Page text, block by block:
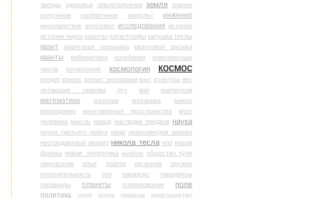
звезды
здоровье землетрясения земля
знания
излучение
изобретения импульс инженер
инопланетяне интеллект исследования история
история науки капитал катастрофы катушка теслы
квант квантовая механика квантовая физика
кванты кибернетика колебания
комплексные
числа
космогония космология космос
кредит кризис кризис экономики круг культура лес
летающие тарелки
луч маг магнетизм
математика материя механика
микро
мироздание
многомерные пространства
мозг
человека мысль народ наследие предков наука
наука третьего рейха наци
неархимедов анализ
нестандартный анализ никола тесла нло новая
физика новая энергетика ньютон общество туле
оккультизм
опыт оратор организм
оружие
относительность
ото парадокс
парадоксы
пирамиды
планеты планирование
поле
политика
поля поток природа
пространство